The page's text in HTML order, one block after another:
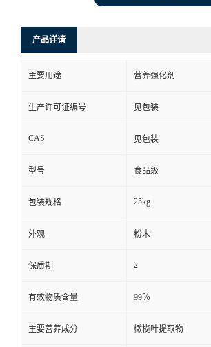
产品详请
主要用途 营养强化剂
生产许可证编号 见包装
CAS 见包装
型号 食品级
包装规格 25kg
外观 粉末
保质期 2
有效物质含量 99％
主要营养成分 橄榄叶提取物